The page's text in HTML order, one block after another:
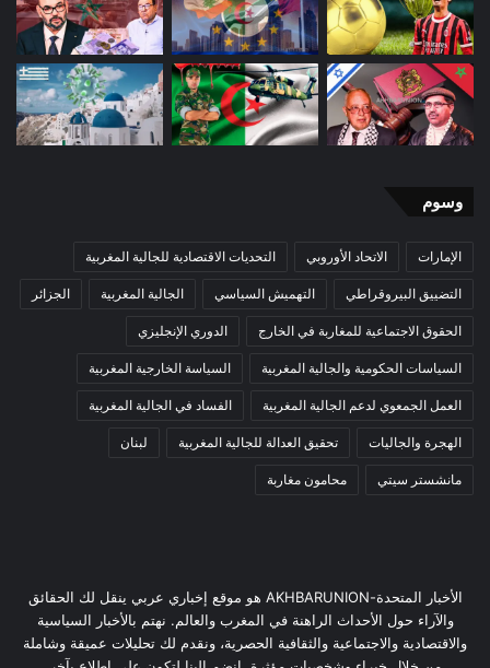
وسوم
الإمارات الاتحاد الأوروبي التحديات الاقتصادية للجالية المغربية
التضييق البيروقراطي التهميش السياسي الجالية المغربية الجزائر
الحقوق الاجتماعية للمغاربة في الخارج الدوري الإنجليزي
السياسات الحكومية والجالية المغربية السياسة الخارجية المغربية
العمل الجمعوي لدعم الجالية المغربية الفساد في الجالية المغربية
الهجرة والجاليات تحقيق العدالة للجالية المغربية لبنان
مانشستر سيتي محامون مغاربة
الأخبار المتحدة-AKHBARUNION هو موقع إخباري عربي ينقل لك الحقائق
والآراء حول الأحداث الراهنة في المغرب والعالم. نهتم بالأخبار السياسية
والاقتصادية والاجتماعية والثقافية الحصرية، ونقدم لك تحليلات عميقة وشاملة